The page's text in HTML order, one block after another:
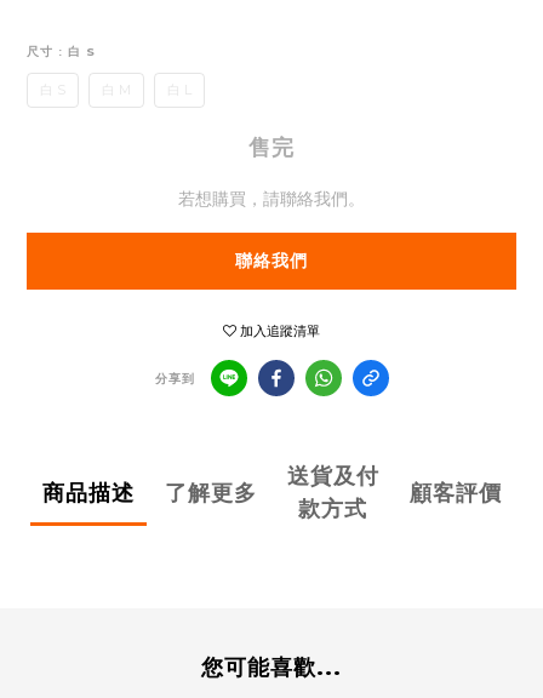
尺寸 : 白 S
白 M
售完
若想購買，請聯絡我們。
聯絡我們
加入追蹤清單
分享到
商品描述 了解更多
送貨及付
款方式
顧客評價
您可能喜歡...